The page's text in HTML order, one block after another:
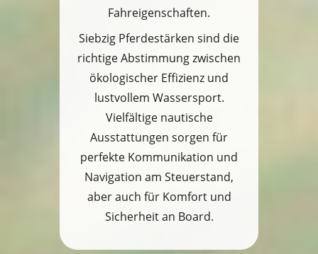
Fahreigenschaften.
Siebzig Pferdestärken sind die
richtige Abstimmung zwischen
ökologischer Effizienz und
lustvollem Wassersport.
Vielfältige nautische
Ausstattungen sorgen für
perfekte Kommunikation und
Navigation am Steuerstand,
aber auch für Komfort und
Sicherheit an Board.